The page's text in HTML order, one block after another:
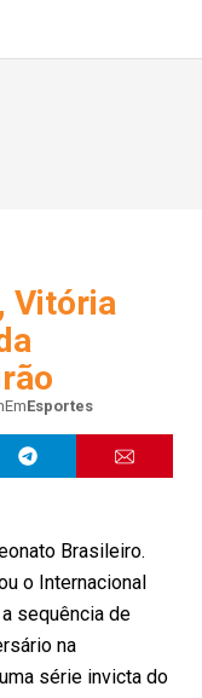
Vitória
EmEsportes
Brasileiro.
o Internacional
sequência de
na
série invicta do